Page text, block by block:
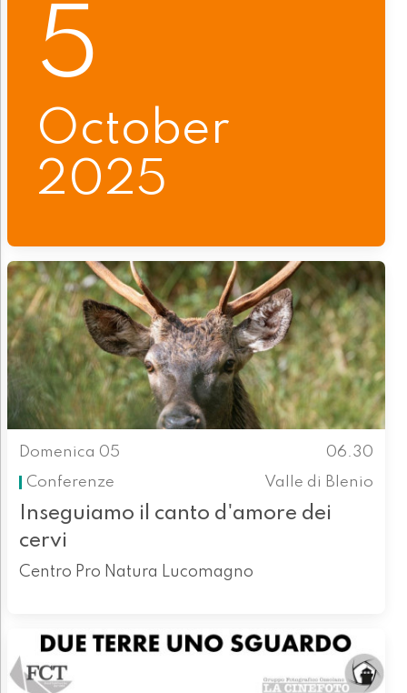
5
October
2025
Domenica 05
06.30
Conferenze
Valle di Blenio
Inseguiamo il canto d'amore dei
cervi
Centro Pro Natura Lucomagno